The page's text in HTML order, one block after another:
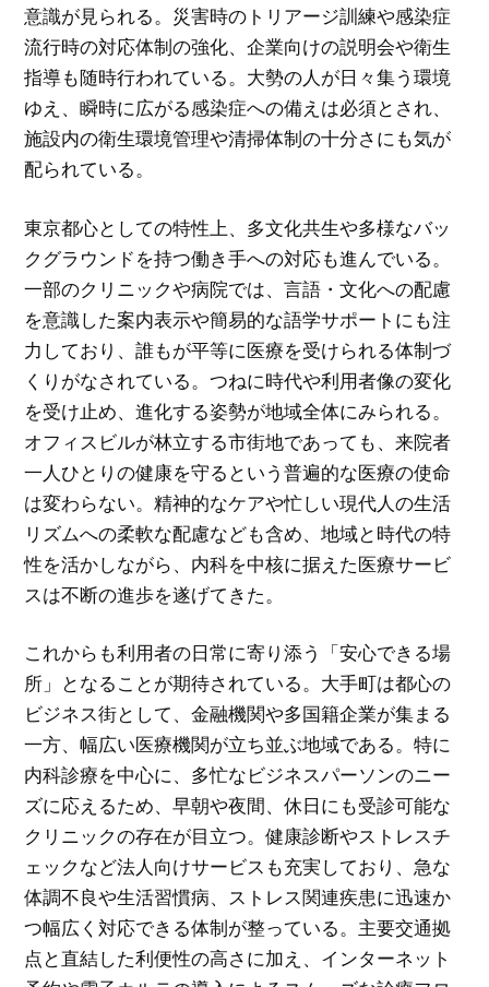
意識が見られる。災害時のトリアージ訓練や感染症
流行時の対応体制の強化、企業向けの説明会や衛生
指導も随時行われている。大勢の人が日々集う環境
ゆえ、瞬時に広がる感染症への備えは必須とされ、
施設内の衛生環境管理や清掃体制の十分さにも気が
配られている。
東京都心としての特性上、多文化共生や多様なバッ
クグラウンドを持つ働き手への対応も進んでいる。
一部のクリニックや病院では、言語・文化への配慮
を意識した案内表示や簡易的な語学サポートにも注
力しており、誰もが平等に医療を受けられる体制づ
くりがなされている。つねに時代や利用者像の変化
を受け止め、進化する姿勢が地域全体にみられる。
オフィスビルが林立する市街地であっても、来院者
一人ひとりの健康を守るという普遍的な医療の使命
は変わらない。精神的なケアや忙しい現代人の生活
リズムへの柔軟な配慮なども含め、地域と時代の特
性を活かしながら、内科を中核に据えた医療サービ
スは不断の進歩を遂げてきた。
これからも利用者の日常に寄り添う「安心できる場
所」となることが期待されている。大手町は都心の
ビジネス街として、金融機関や多国籍企業が集まる
一方、幅広い医療機関が立ち並ぶ地域である。特に
内科診療を中心に、多忙なビジネスパーソンのニー
ズに応えるため、早朝や夜間、休日にも受診可能な
クリニックの存在が目立つ。健康診断やストレスチ
ェックなど法人向けサービスも充実しており、急な
体調不良や生活習慣病、ストレス関連疾患に迅速か
つ幅広く対応できる体制が整っている。主要交通拠
点と直結した利便性の高さに加え、インターネット